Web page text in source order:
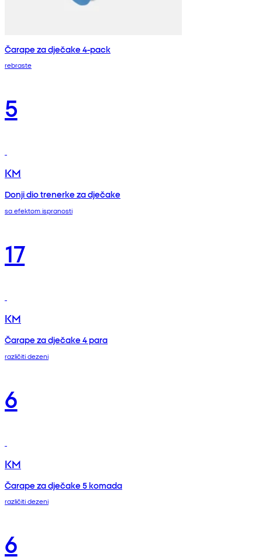
Čarape za dječake 4-pack
rebraste
5
KM
Donji dio trenerke za dječake
sa efektom ispranosti
17
KM
Čarape za dječake 4 para
različiti dezeni
6
KM
Čarape za dječake 5 komada
različiti dezeni
6